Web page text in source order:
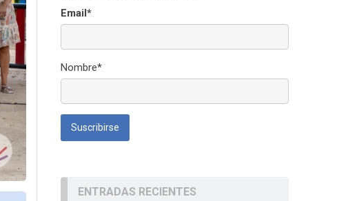
Email*
Nombre*
ENTRADAS RECIENTES